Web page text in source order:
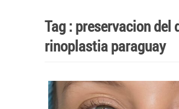
Tag :preservacion del
rinoplastia paraguay